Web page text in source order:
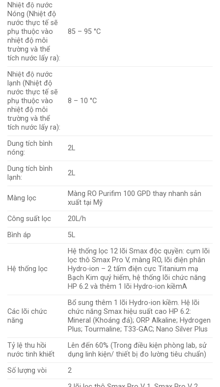
Nhiệt độ nước
Nóng (Nhiệt độ
nước thực tế sẽ
phụ thuộc vào
nhiệt độ môi
trường và thể
tích nước lấy ra):
85 – 95 °C
Nhiệt độ nước
lạnh (Nhiệt độ
nước thực tế sẽ
phụ thuộc vào
nhiệt độ môi
trường và thể
tích nước lấy ra):
8 – 10 °C
Dung tích bình
nóng:
2L
Dung tích bình
lạnh:
2L
Màng lọc
Màng RO Purifim 100 GPD thay nhanh sản
xuất tại Mỹ
Công suất lọc
20L/h
Bình áp
5L
Hệ thống lọc
Hệ thống lọc 12 lõi Smax độc quyền: cụm lõi
lọc thô Smax Pro V, màng RO, lõi điện phân
Hydro-ion – 2 tấm điện cực Titanium mạ
Bạch Kim quý hiếm, hệ thống lõi chức năng
HP 6.2 và thêm 1 lõi Hydro-ion kiềmA
Các lõi chức
năng
Bổ sung thêm 1 lõi Hydro-ion kiềm. Hệ lõi
chức năng Smax hiệu suất cao HP 6.2:
Mineral (Khoáng đá); ORP Alkaline; Hydrogen
Plus; Tourmaline; T33-GAC; Nano Silver Plus
Tỷ lệ thu hồi
nước tinh khiết
Lên đến 60% (Trong điều kiện phòng lab, sử
dụng linh kiện/ thiết bị đo lường tiêu chuẩn)
Số lượng vòi
2